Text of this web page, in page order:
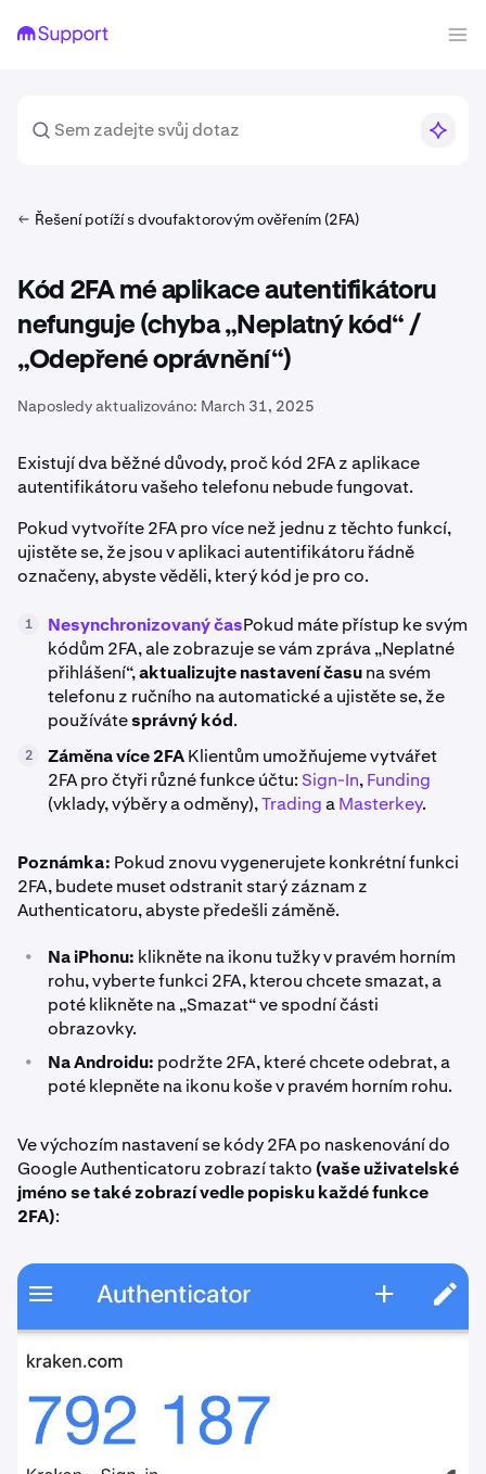
Řešení potíží s dvoufaktorovým ověřením (2FA)
Kód 2FA mé aplikace autentifikátoru
nefunguje (chyba „Neplatný kód“ /
„Odepřené oprávnění“)
Naposledy aktualizováno: March 31, 2025
Existují dva běžné důvody, proč kód 2FA z aplikace
autentifikátoru vašeho telefonu nebude fungovat.
Pokud vytvoříte 2FA pro více než jednu z těchto funkcí,
ujistěte se, že jsou v aplikaci autentifikátoru řádně
označeny, abyste věděli, který kód je pro co.
1 Nesynchronizovaný časPokud máte přístup ke svým
kódům 2FA, ale zobrazuje se vám zpráva „Neplatné
přihlášení“,aktualizujte nastavení časuna svém
telefonu z ručního na automatické a ujistěte se, že
používátesprávný kód.
2 Záměna více 2FAKlientům umožňujeme vytvářet
2FA pro čtyři různé funkce účtu: Sign-In,Funding
(vklady, výběry a odměny),TradingaMasterkey.
Poznámka: Pokud znovu vygenerujete konkrétní funkci
2FA, budete muset odstranit starý záznam z
Authenticatoru, abyste předešli záměně.
• Na iPhonu: klikněte na ikonu tužky v pravém horním
rohu, vyberte funkci 2FA, kterou chcete smazat, a
poté klikněte na „Smazat“ ve spodní části
obrazovky.
• Na Androidu: podržte 2FA, které chcete odebrat, a
poté klepněte na ikonu koše v pravém horním rohu.
Ve výchozím nastavení se kódy 2FA po naskenování do
Google Authenticatoru zobrazí takto (vaše uživatelské
jméno se také zobrazí vedle popisku každé funkce
2FA):